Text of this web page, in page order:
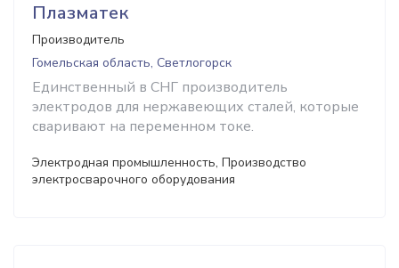
Плазматек
Производитель
Гомельская область, Светлогорск
Единственный в СНГ производитель
электродов для нержавеющих сталей, которые
сваривают на переменном токе.
Электродная промышленность, Производство
электросварочного оборудования